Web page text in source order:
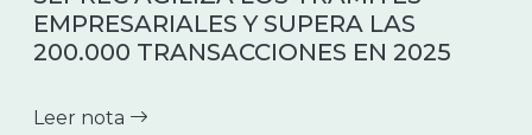
EMPRESARIALES Y SUPERA LAS
200.000 TRANSACCIONES EN 2025
Leer nota